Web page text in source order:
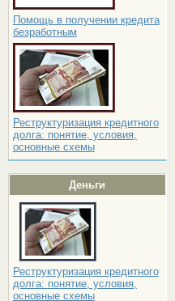
Помощь в получении кредита
безработным
Реструктуризация кредитного
долга: понятие, условия,
основные схемы
Деньги
Реструктуризация кредитного
долга: понятие, условия,
основные схемы